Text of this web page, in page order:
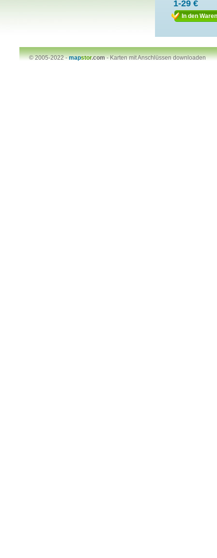
1-29 €
In den
© 2005-2022 -mapstor.com-Karten mit Anschlüssen downloaden